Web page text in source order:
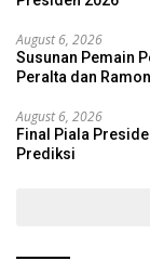
August 6, 2026
Susunan Pemain
Peralta dan
August 6, 2026
Final Piala
Prediksi